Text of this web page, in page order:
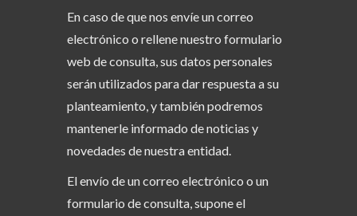
En caso de que nos envíe un correo
electrónico o rellene nuestro formulario
web de consulta, sus datos personales
serán utilizados para dar respuesta a su
planteamiento, y también podremos
mantenerle informado de noticias y
novedades de nuestra entidad.
El envío de un correo electrónico o un
formulario de consulta, supone el